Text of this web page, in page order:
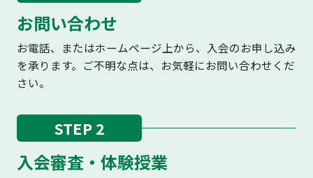
お問い合わせ
お電話、またはホームページ上から、入会のお申し込み
を承ります。ご不明な点は、お気軽にお問い合わせくだ
さい。
STEP 2
入会審査・体験授業